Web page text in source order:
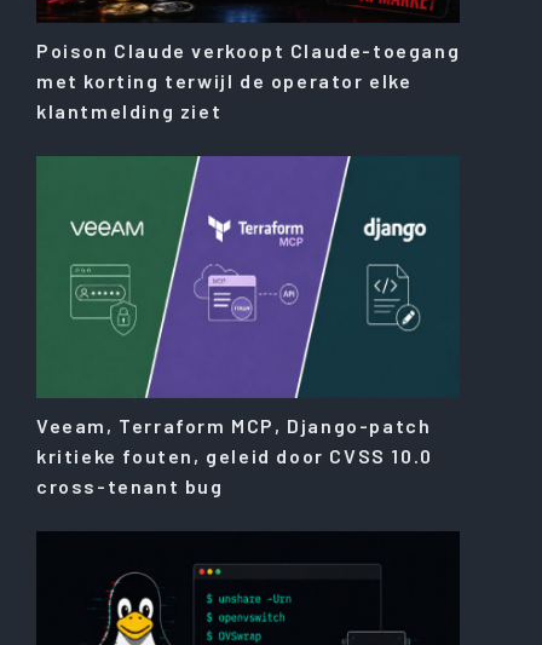
Poison Claude verkoopt Claude-toegang
met korting terwijl de operator elke
klantmelding ziet
Veeam, Terraform MCP, Django-patch
kritieke fouten, geleid door CVSS 10.0
cross-tenant bug